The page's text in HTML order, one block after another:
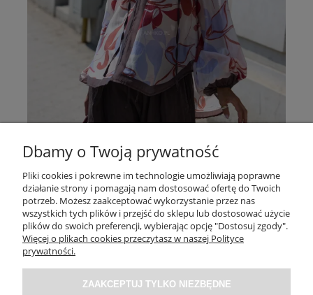
Naszyjnik Alveris w Kolorze Złotym
Dbamy o Twoją prywatność
Pliki cookies i pokrewne im technologie umożliwiają poprawne
działanie strony i pomagają nam dostosować ofertę do Twoich
potrzeb. Możesz zaakceptować wykorzystanie przez nas
wszystkich tych plików i przejść do sklepu lub dostosować użycie
plików do swoich preferencji, wybierając opcję "Dostosuj zgody".
Więcej o plikach cookies przeczytasz w naszej Polityce
prywatności.
ZAAKCEPTUJ TYLKO NIEZBĘDNE